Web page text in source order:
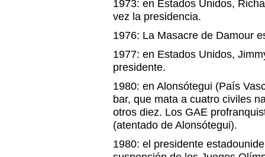
1973: en Estados Unidos,
vez la presidencia.
1976: La Masacre de Damour
1977: en Estados Unidos,
presidente.
1980: en Alonsótegui (País
bar, que mata a cuatro civiles
otros diez. Los GAE
(atentado de Alonsótegui).
1980: el presidente